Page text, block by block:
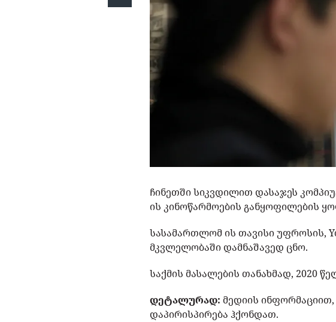
ჩინეთში სიკვდილით დასაჯეს
ის კინოწარმოების განყოფილების
სასამართლომ ის თავისი უფროსის,
მკვლელობაში დამნაშავედ ცნო.
საქმის მასალების თანახმად, 2020
დეტალურად: მედიის
დაპირისპირება ჰქონდათ.